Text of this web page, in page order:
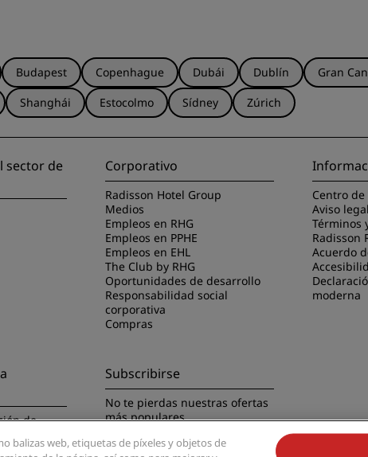
Budapest Copenhague Dubái Dublín Gran
Shanghái Estocolmo Sídney Zúrich
sector de
Corporativo
Radisson Hotel Group
Medios
Empleos en RHG
Empleos en PPHE
Empleos en EHL
The Club by RHG
Oportunidades de desarrollo
Responsabilidad social
corporativa
Compras
Centro
Aviso legal
Términos
Radisson
Acuerdo
moderna
de
Subscribirse
No te pierdas nuestras ofertas
más populares
balizas web, etiquetas de píxeles y objetos de